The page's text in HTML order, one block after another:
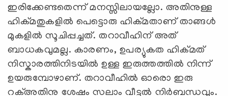
ഇരിക്കേണ്ടതെന്ന് മനസ്സിലായല്ലോ. അതിനുള്ള
ഹിക്മതുകളിൽ പെട്ടൊരു ഹിക്മതാണ് താങ്ങൾ
മുകളിൽ സൂചിപ്പച്ചത്. തറാവീഹിന് അത്
ബാധകവുമല്ല. കാരണം, ഉപര്യുകത ഹിക്മത്
നിസ്കാരത്തിനിടയിൽ ഉള്ള ഇരുത്തത്തിൽ നിന്ന്
ഉയരുമ്പോഴാണ്. തറാവീഹിൽ ഓരൊ ഇരു
റക്അതിനു ശേഷം സലാം വീട്ടൽ നിർബന്ധവും.